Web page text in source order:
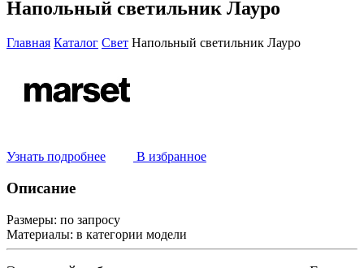
Напольный светильник Лауро
Главная Каталог Свет Напольный светильник Лауро
Узнать подробнее В избранное
Описание
Размеры: по запросу
Материалы: в категории модели